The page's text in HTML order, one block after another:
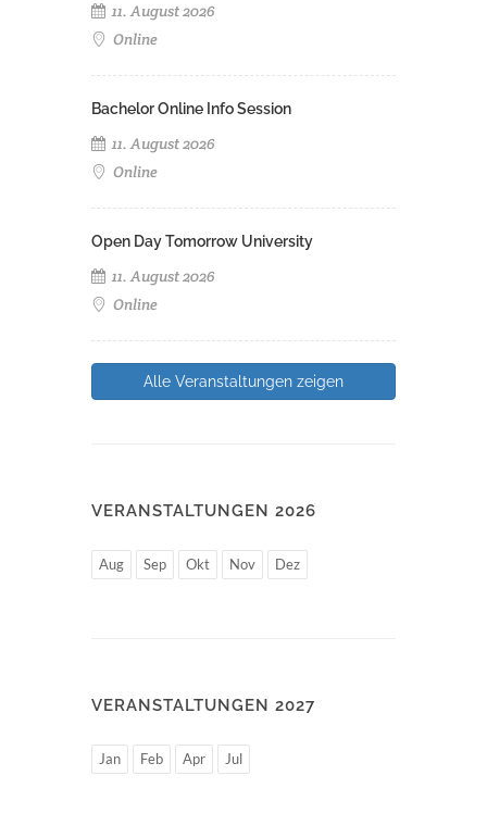
11. August 2026
Online
Bachelor Online Info Session
11. August 2026
Online
Open Day Tomorrow University
11. August 2026
Online
Alle Veranstaltungen zeigen
VERANSTALTUNGEN 2026
Aug Sep Okt Nov Dez
VERANSTALTUNGEN 2027
Jan Feb Apr Jul